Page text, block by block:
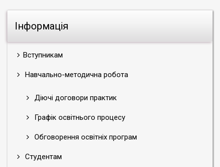
Інформація
Вступникам
Навчально-методична робота
Діючі договори практик
Графік освітнього процесу
Обговорення освітніх програм
Студентам